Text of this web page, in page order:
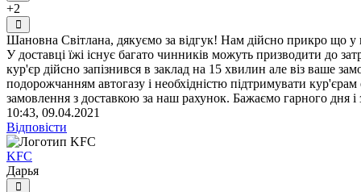
+2
Шановна Світлана, дякуємо за відгук! Нам дійсно прикро що у
У доставці їжі існує багато чинників можуть призводити до
кур'єр дійсно запізнився в заклад на 15 хвилин але віз ваше
подорожчанням автогазу і необхідністю підтримувати
замовлення з доставкою за наш рахунок. Бажаємо гарного дня
10:43, 09.04.2021
Відповісти
KFC
Дарья